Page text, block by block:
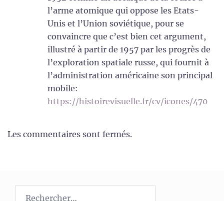
l’arme atomique qui oppose les Etats-
Unis et l’Union soviétique, pour se
convaincre que c’est bien cet argument,
illustré à partir de 1957 par les progrès de
l’exploration spatiale russe, qui fournit à
l’administration américaine son principal
mobile:
https://histoirevisuelle.fr/cv/icones/470
Les commentaires sont fermés.